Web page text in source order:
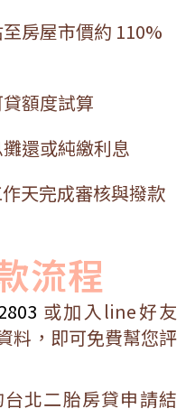
房屋市價約 110%
額度試算
還或純繳利息
天完成審核與撥款
流程
或加入line好友
料，即可免費幫您評
北二胎房貸申請結